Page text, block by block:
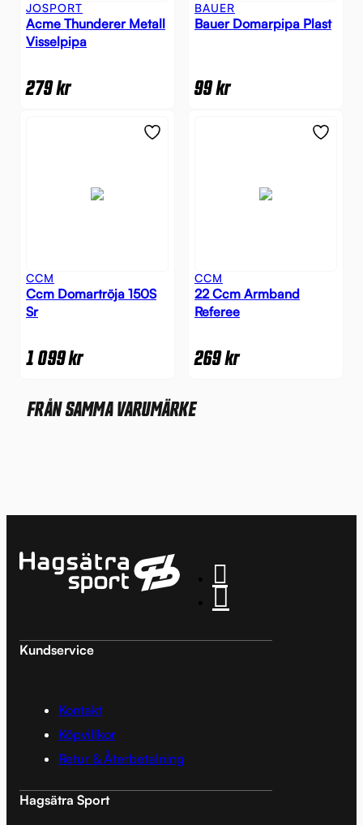
JOSPORT
Acme Thunderer Metall
Visselpipa
279kr
BAUER
Bauer Domarpipa Plast
99kr
CCM
Ccm Domartröja 150S
Sr
1 099kr
CCM
22 Ccm Armband
Referee
269kr
FRÅN SAMMA VARUMÄRKE
Kundservice
Kontakt
Köpvillkor
Retur & Återbetalning
Hagsätra Sport